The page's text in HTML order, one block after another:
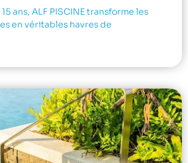
ans, ALF PISCINE transforme les
en véritables havres de